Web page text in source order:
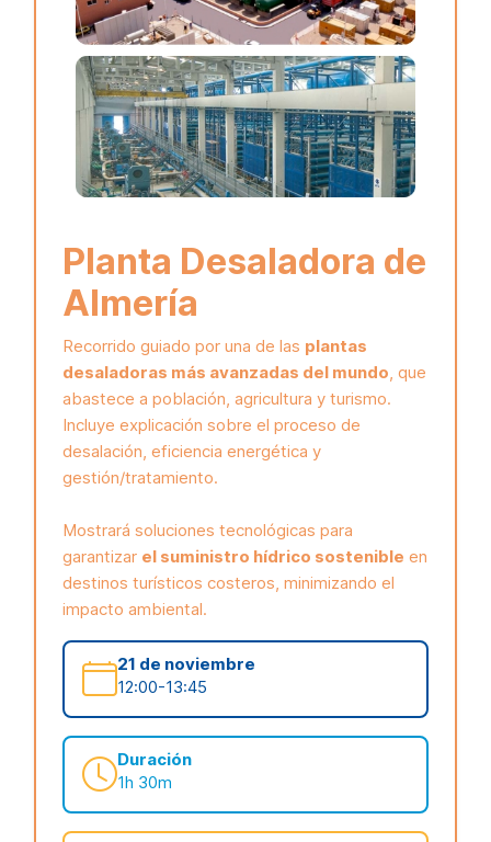
Planta Desaladora de
Almería
Recorrido guiado por una de las plantas
desaladoras más avanzadas del mundo , que
abastece a población, agricultura y turismo.
Incluye explicación sobre el proceso de
desalación, eficiencia energética y
gestión/tratamiento.
Mostrará soluciones tecnológicas para
garantizar el suministro hídrico sostenible en
destinos turísticos costeros, minimizando el
impacto ambiental.
21 de noviembre
12:00-13:45
Duración
1h 30m